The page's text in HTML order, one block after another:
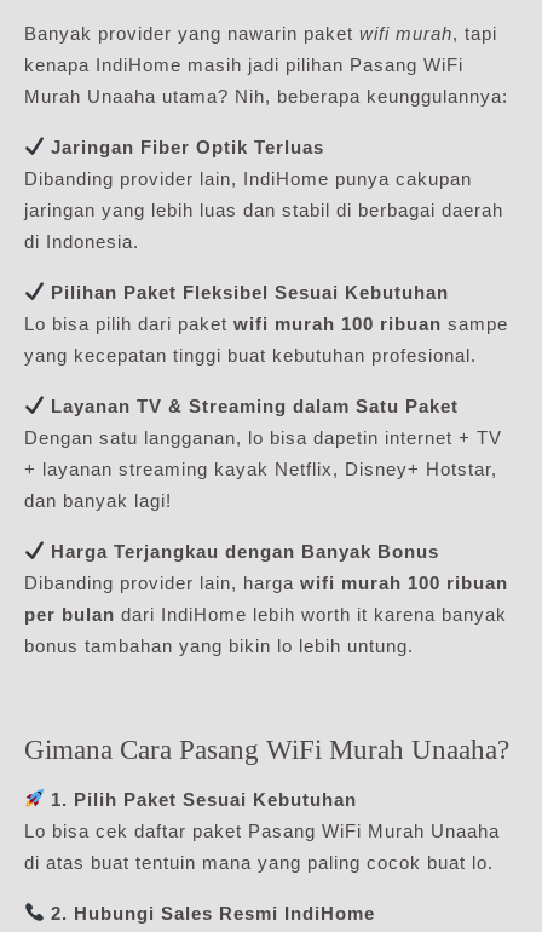
Banyak provider yang nawarin paket wifi murah, tapi
kenapa IndiHome masih jadi pilihan Pasang WiFi
Murah Unaaha utama? Nih, beberapa keunggulannya:
Jaringan Fiber Optik Terluas
Dibanding provider lain, IndiHome punya cakupan
jaringan yang lebih luas dan stabil di berbagai daerah
di Indonesia.
Pilihan Paket Fleksibel Sesuai Kebutuhan
Lo bisa pilih dari paket wifi murah 100 ribuan sampe
yang kecepatan tinggi buat kebutuhan profesional.
Layanan TV & Streaming dalam Satu Paket
Dengan satu langganan, lo bisa dapetin internet + TV
+ layanan streaming kayak Netflix, Disney+ Hotstar,
dan banyak lagi!
Harga Terjangkau dengan Banyak Bonus
Dibanding provider lain, harga wifi murah 100 ribuan
per bulan dari IndiHome lebih worth it karena banyak
bonus tambahan yang bikin lo lebih untung.
Gimana Cara Pasang WiFi Murah Unaaha?
1. Pilih Paket Sesuai Kebutuhan
Lo bisa cek daftar paket Pasang WiFi Murah Unaaha
di atas buat tentuin mana yang paling cocok buat lo.
2. Hubungi Sales Resmi IndiHome